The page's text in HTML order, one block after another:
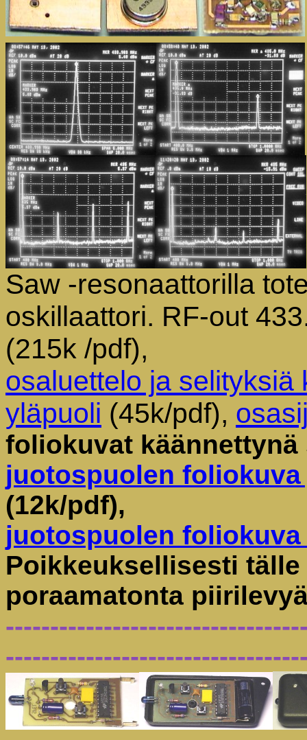
Saw -resonaattorilla
oskillaattori. RF-out
(215k /pdf),
osaluettelo ja selityksiä
yläpuoli (45k/pdf),
foliokuvat
juotospuolen
(12k/pdf),
juotospuolen
Poikkeuksellisesti
poraamatonta